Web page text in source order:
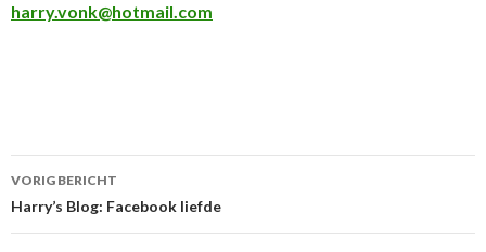
harry.vonk@hotmail.com
Berichtnavigatie
VORIG BERICHT
Harry’s Blog: Facebook liefde